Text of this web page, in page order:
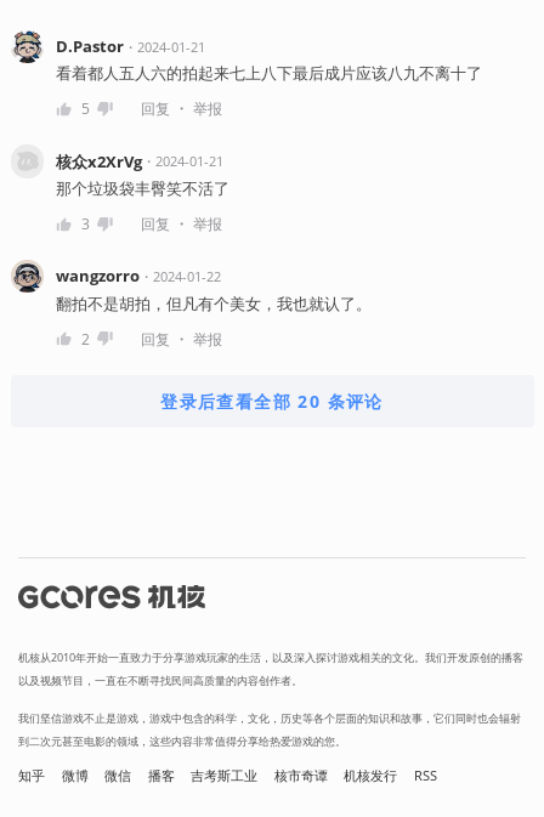
D.Pastor・ 2024-01-21
看着都人五人六的拍起来七上八下最后成片应该八九不离十了
5 回复 ・ 举报
核众x2XrVg・ 2024-01-21
那个垃圾袋丰臀笑不活了
3 回复 ・ 举报
wangzorro・ 2024-01-22
翻拍不是胡拍，但凡有个美女，我也就认了。
2 回复 ・ 举报
登录后查看全部 20 条评论
机核从2010年开始一直致力于分享游戏玩家的生活，以及深入探讨游戏相关的文化。我们开发原创的播客
以及视频节目，一直在不断寻找民间高质量的内容创作者。
我们坚信游戏不止是游戏，游戏中包含的科学，文化，历史等各个层面的知识和故事，它们同时也会辐射
到二次元甚至电影的领域，这些内容非常值得分享给热爱游戏的您。
知乎 微博 微信 播客 吉考斯工业 核市奇谭 机核发行 RSS